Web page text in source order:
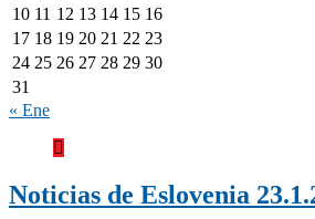
10 11 12 13 14 15 16
17 18 19 20 21 22 23
24 25 26 27 28 29 30
31
« Ene
Noticias de Eslovenia